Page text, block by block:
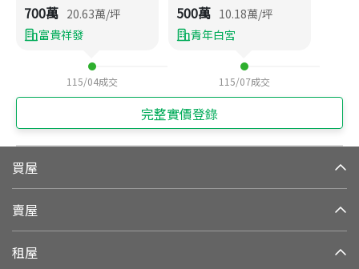
700萬 20.63萬/坪
富貴祥發
115/04成交
500萬 10.18萬/坪
青年白宮
115/07成交
完整實價登錄
買屋
賣屋
租屋